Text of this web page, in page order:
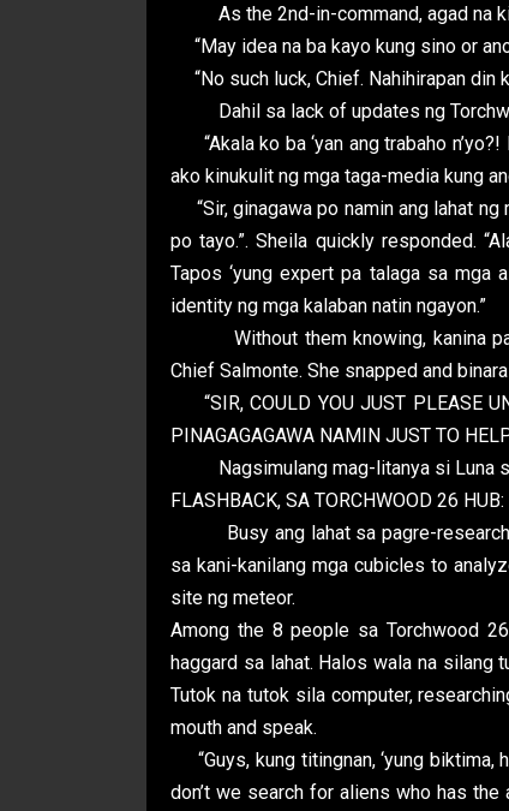
As the 2nd-in-command, agad na
“May idea na ba kayo kung sino or
“No such luck, Chief. Nahihirapan din
Dahil sa lack of updates ng
“Akala ko ba ‘yan ang trabaho
ako kinukulit ng mga taga-media kung
“Sir, ginagawa po namin ang lahat ng
po tayo.”. Sheila quickly responded.
Tapos ‘yung expert pa talaga sa mga
identity ng mga kalaban natin ngayon.”
Without them knowing, kanina pa
Chief Salmonte. She snapped and
“SIR, COULD YOU JUST PLEASE
PINAGAGAGAWA NAMIN JUST TO
Nagsimulang mag-litanya si Luna sa
FLASHBACK, SA TORCHWOOD 26 HUB:
Busy ang lahat sa pagre-research.
sa kani-kanilang mga cubicles to
site ng meteor.
Among the 8 people sa Torchwood
haggard sa lahat. Halos wala na silang
Tutok na tutok sila computer,
mouth and speak.
“Guys, kung titingnan, ‘yung biktima,
don’t we search for aliens who has